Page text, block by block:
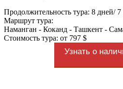
Продолжительность тура: 8 дней/ 7
Маршрут тура:
Наманган - Коканд - Ташкент -
Стоимость тура: от 797 $
Узнать о